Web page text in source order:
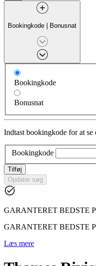
Bookingkode | Bonusnat
Bookingkode
Bonusnat
Indtast bookingkode for at se
Bookingkode
Tilføj
Opdater søg
GARANTERET BEDSTE
GARANTERET BEDSTE
Læs mere